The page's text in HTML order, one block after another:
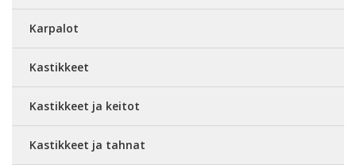
Karpalot
Kastikkeet
Kastikkeet ja keitot
Kastikkeet ja tahnat